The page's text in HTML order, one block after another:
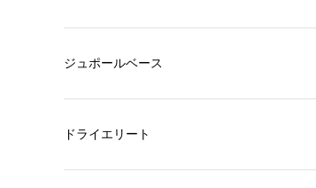
ジュポールベース
ドライエリート